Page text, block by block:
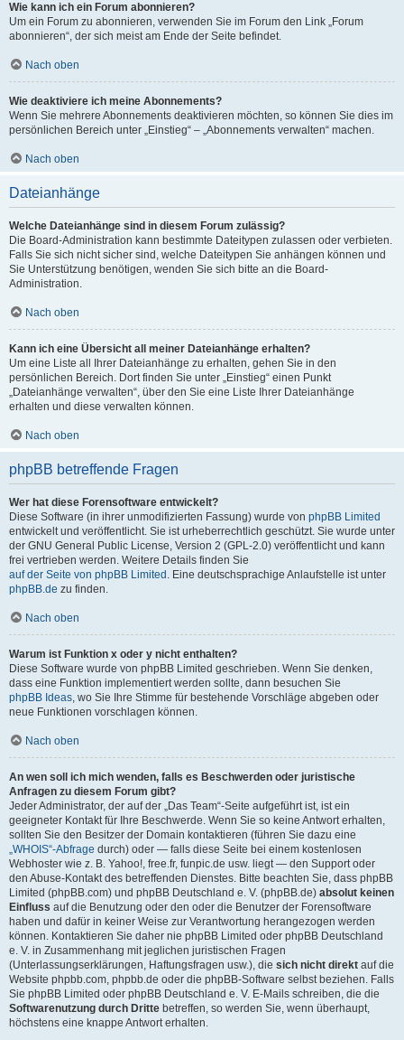
Wie kann ich ein Forum abonnieren?
Um ein Forum zu abonnieren, verwenden Sie im Forum den Link „Forum
abonnieren“, der sich meist am Ende der Seite befindet.
Nach oben
Wie deaktiviere ich meine Abonnements?
Wenn Sie mehrere Abonnements deaktivieren möchten, so können Sie dies im
persönlichen Bereich unter „Einstieg“ – „Abonnements verwalten“ machen.
Nach oben
Dateianhänge
Welche Dateianhänge sind in diesem Forum zulässig?
Die Board-Administration kann bestimmte Dateitypen zulassen oder verbieten.
Falls Sie sich nicht sicher sind, welche Dateitypen Sie anhängen können und
Sie Unterstützung benötigen, wenden Sie sich bitte an die Board-
Administration.
Nach oben
Kann ich eine Übersicht all meiner Dateianhänge erhalten?
Um eine Liste all Ihrer Dateianhänge zu erhalten, gehen Sie in den
persönlichen Bereich. Dort finden Sie unter „Einstieg“ einen Punkt
„Dateianhänge verwalten“, über den Sie eine Liste Ihrer Dateianhänge
erhalten und diese verwalten können.
Nach oben
phpBB betreffende Fragen
Wer hat diese Forensoftware entwickelt?
Diese Software (in ihrer unmodifizierten Fassung) wurde von phpBB Limited
entwickelt und veröffentlicht. Sie ist urheberrechtlich geschützt. Sie wurde unter
der GNU General Public License, Version 2 (GPL-2.0) veröffentlicht und kann
frei vertrieben werden. Weitere Details finden Sie
auf der Seite von phpBB Limited . Eine deutschsprachige Anlaufstelle ist unter
phpBB.de zu finden.
Nach oben
Warum ist Funktion x oder y nicht enthalten?
Diese Software wurde von phpBB Limited geschrieben. Wenn Sie denken,
dass eine Funktion implementiert werden sollte, dann besuchen Sie
phpBB Ideas, wo Sie Ihre Stimme für bestehende Vorschläge abgeben oder
neue Funktionen vorschlagen können.
Nach oben
An wen soll ich mich wenden, falls es Beschwerden oder juristische
Anfragen zu diesem Forum gibt?
Jeder Administrator, der auf der „Das Team“-Seite aufgeführt ist, ist ein
geeigneter Kontakt für Ihre Beschwerde. Wenn Sie so keine Antwort erhalten,
sollten Sie den Besitzer der Domain kontaktieren (führen Sie dazu eine
„WHOIS“-Abfrage durch) oder — falls diese Seite bei einem kostenlosen
Webhoster wie z. B. Yahoo!, free.fr, funpic.de usw. liegt — den Support oder
den Abuse-Kontakt des betreffenden Dienstes. Bitte beachten Sie, dass phpBB
Limited (phpBB.com) und phpBB Deutschland e. V. (phpBB.de) absolut keinen
Einfluss auf die Benutzung oder den oder die Benutzer der Forensoftware
haben und dafür in keiner Weise zur Verantwortung herangezogen werden
können. Kontaktieren Sie daher nie phpBB Limited oder phpBB Deutschland
e. V. in Zusammenhang mit jeglichen juristischen Fragen
(Unterlassungserklärungen, Haftungsfragen usw.), die sich nicht direkt auf die
Website phpbb.com, phpbb.de oder die phpBB-Software selbst beziehen. Falls
Sie phpBB Limited oder phpBB Deutschland e. V. E-Mails schreiben, die die
Softwarenutzung durch Dritte betreffen, so werden Sie, wenn überhaupt,
höchstens eine knappe Antwort erhalten.